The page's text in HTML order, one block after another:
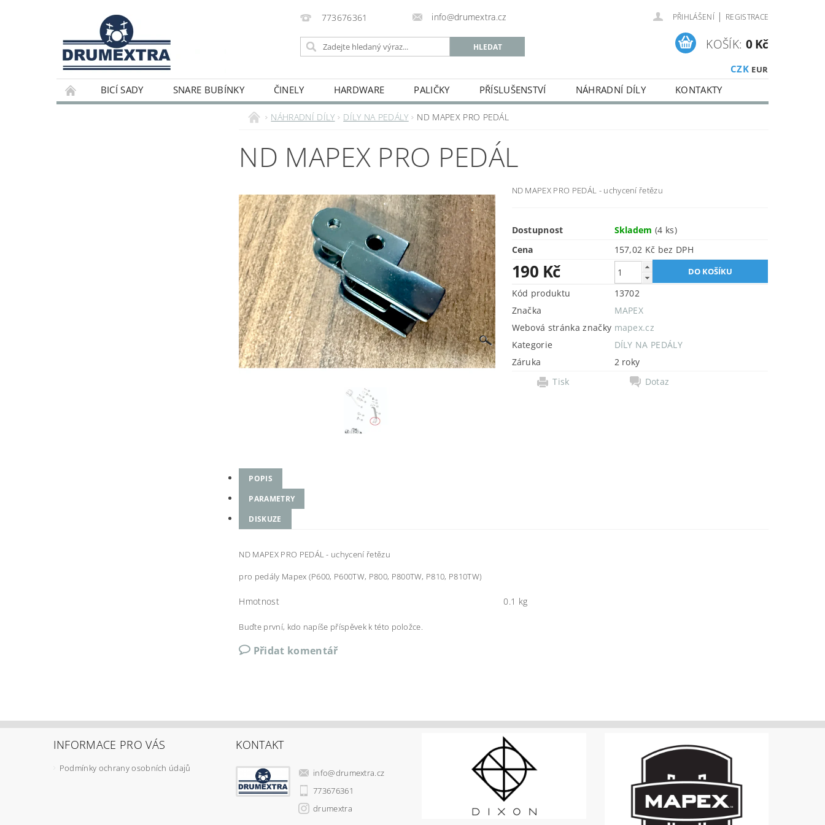
773676361 info@drumextra.cz PŘIHLÁŠENÍ | REGISTRACE
CZK EUR
KOŠÍK: 0 Kč
BICÍ SADY SNARE BUBÍNKY ČINELY HARDWARE PALIČKY PŘÍSLUŠENSTVÍ NÁHRADNÍ DÍLY KONTAKTY
NÁHRADNÍ DÍLY DÍLY NA PEDÁLY ND MAPEX PRO PEDÁL
ND MAPEX PRO PEDÁL
ND MAPEX PRO PEDÁL - uchycení řetězu
Dostupnost Skladem(4 ks)
Cena
157,02 Kč bez DPH
190 Kč
Kód produktu
13702
Značka
MAPEX
Webová stránka značky mapex.cz
Kategorie
DÍLY NA PEDÁLY
Záruka
2 roky
Tisk
Dotaz
POPIS
PARAMETRY
DISKUZE
ND MAPEX PRO PEDÁL - uchycení řetězu
pro pedály Mapex (P600, P600TW, P800, P800TW, P810, P810TW)
Hmotnost 0.1 kg
Buďte první, kdo napíše příspěvek k této položce.
Přidat komentář
INFORMACE PRO VÁS
Podmínky ochrany osobních údajů
KONTAKT
info@drumextra.cz
773676361
drumextra